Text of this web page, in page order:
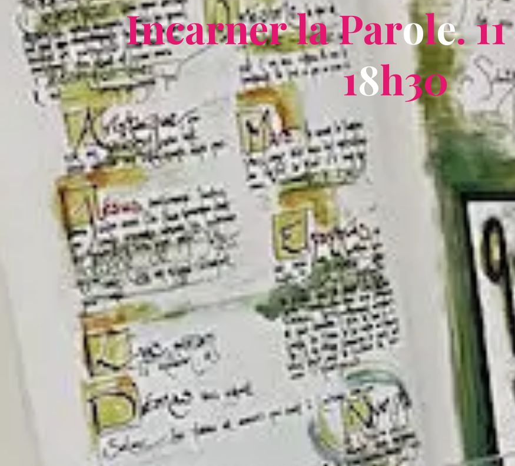
IncarnerlaParole.11
18h30